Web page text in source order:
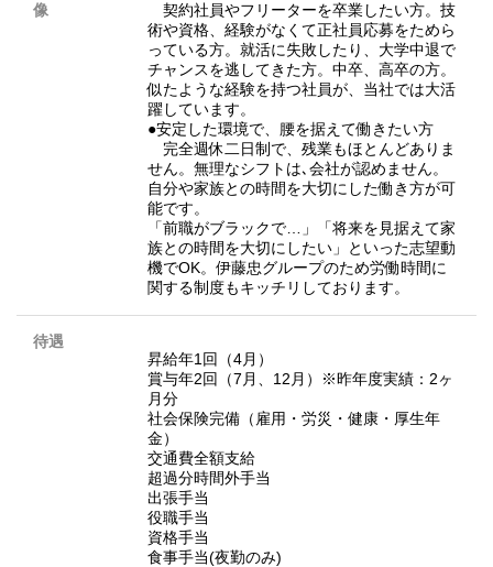
像
契約社員やフリーターを卒業したい方。技
術や資格、経験がなくて正社員応募をためら
っている方。就活に失敗したり、大学中退で
チャンスを逃してきた方。中卒、高卒の方。
似たような経験を持つ社員が、当社では大活
躍しています。
●安定した環境で、腰を据えて働きたい方
完全週休二日制で、残業もほとんどありま
せん。無理なシフトは､会社が認めません。
自分や家族との時間を大切にした働き方が可
能です。
「前職がブラックで…」「将来を見据えて家
族との時間を大切にしたい」といった志望動
機でOK。伊藤忠グループのため労働時間に
関する制度もキッチリしております。
待遇
昇給年1回（4月）
賞与年2回（7月、12月）※昨年度実績：2ヶ
月分
社会保険完備（雇用・労災・健康・厚生年
金）
交通費全額支給
超過分時間外手当
出張手当
役職手当
資格手当
食事手当(夜勤のみ)